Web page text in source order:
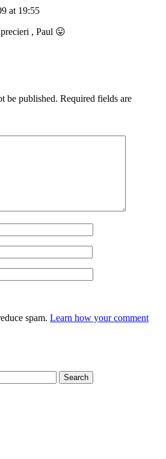
at 19:55
, Paul 😛
be published. Required fields are
spam. Learn how your comment